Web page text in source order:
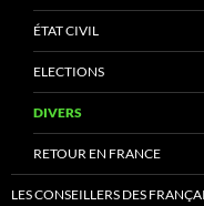
ÉTAT CIVIL
ELECTIONS
DIVERS
RETOUR EN FRANCE
LES CONSEILLERS DES